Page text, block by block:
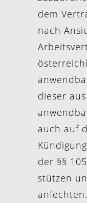
dem
nach
dieser
auch auf
der §§
stützen
anfechten.